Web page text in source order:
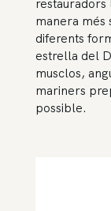
restauradors
manera més
diferents
estrella del
musclos,
mariners
possible.